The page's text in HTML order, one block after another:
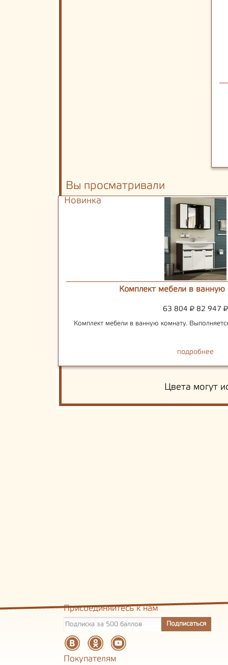
Вы просматривали
Новинка
Комплект мебели в ванную
63 804 ₽ 82 947 ₽
Комплект мебели в ванную комнату.
подробнее
Цвета могут
Присоединяйтесь к нам
Покупателям